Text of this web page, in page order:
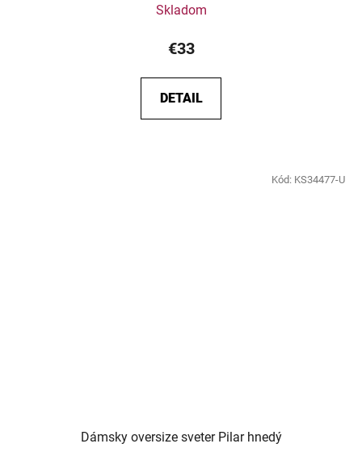
Skladom
€33
DETAIL
Dámsky oversize sveter Pilar hnedý
Kód: KS34477-U